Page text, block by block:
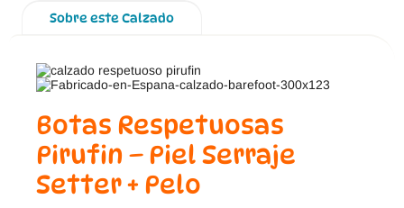
Sobre este Calzado
Botas Respetuosas
Pirufin – Piel Serraje
Setter + Pelo